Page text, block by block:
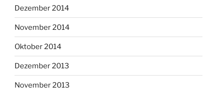
Dezember 2014
November 2014
Oktober 2014
Dezember 2013
November 2013